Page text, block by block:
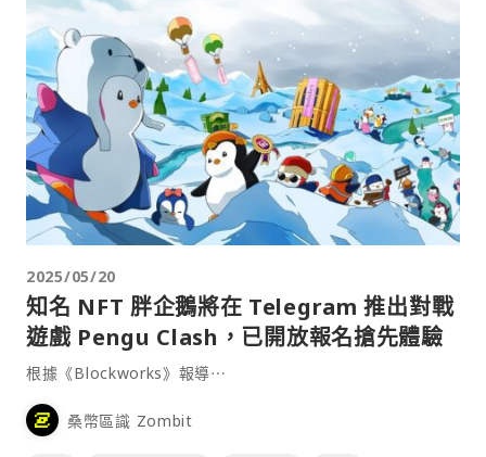
2025/05/20
知名 NFT 胖企鵝將在 Telegram 推出對戰
遊戲 Pengu Clash，已開放報名搶先體驗
根據《Blockworks》報導⋯
桑幣區識 Zombit